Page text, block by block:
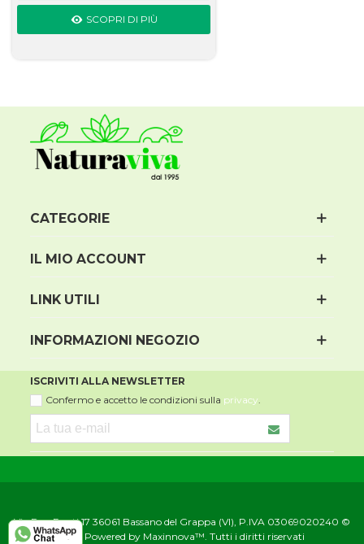
SCOPRI DI PIÙ
CATEGORIE
IL MIO ACCOUNT
LINK UTILI
INFORMAZIONI NEGOZIO
ISCRIVITI ALLA NEWSLETTER
Confermo e accetto le condizioni sulla privacy.
Via Due Ponti 17 36061 Bassano del Grappa (VI), P.IVA 03069020240 ©
2021 Powered by Maxinnova™. Tutti i diritti riservati